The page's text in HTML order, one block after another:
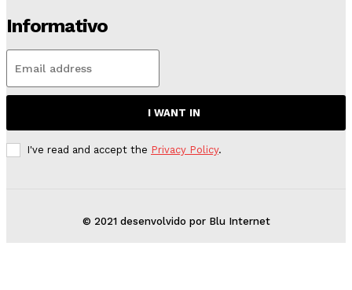
Informativo
I WANT IN
I've read and accept the Privacy Policy.
© 2021 desenvolvido por Blu Internet